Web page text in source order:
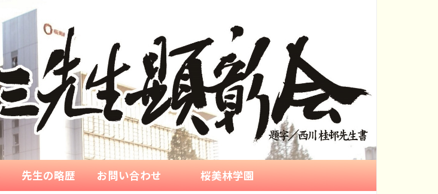
先生の略歴 お問い合わせ 桜美林学園